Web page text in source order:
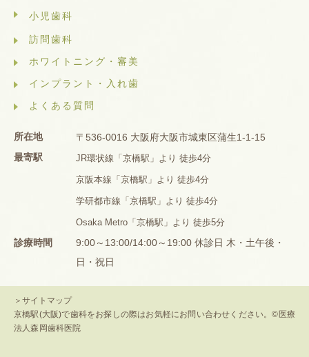
小児歯科
訪問歯科
ホワイトニング・審美
インプラント・入れ歯
よくある質問
所在地
〒536-0016 大阪府大阪市城東区蒲生1-1-15
最寄駅
JR環状線「京橋駅」より 徒歩4分
京阪本線「京橋駅」より 徒歩4分
学研都市線「京橋駅」より 徒歩4分
Osaka Metro「京橋駅」より 徒歩5分
診療時間
9:00～13:00/14:00～19:00 休診日 木・土午後・
日・祝日
＞サイトマップ
京橋駅(大阪)で歯科をお探しの際はお気軽にお問い合わせください。©医療
法人森岡歯科医院